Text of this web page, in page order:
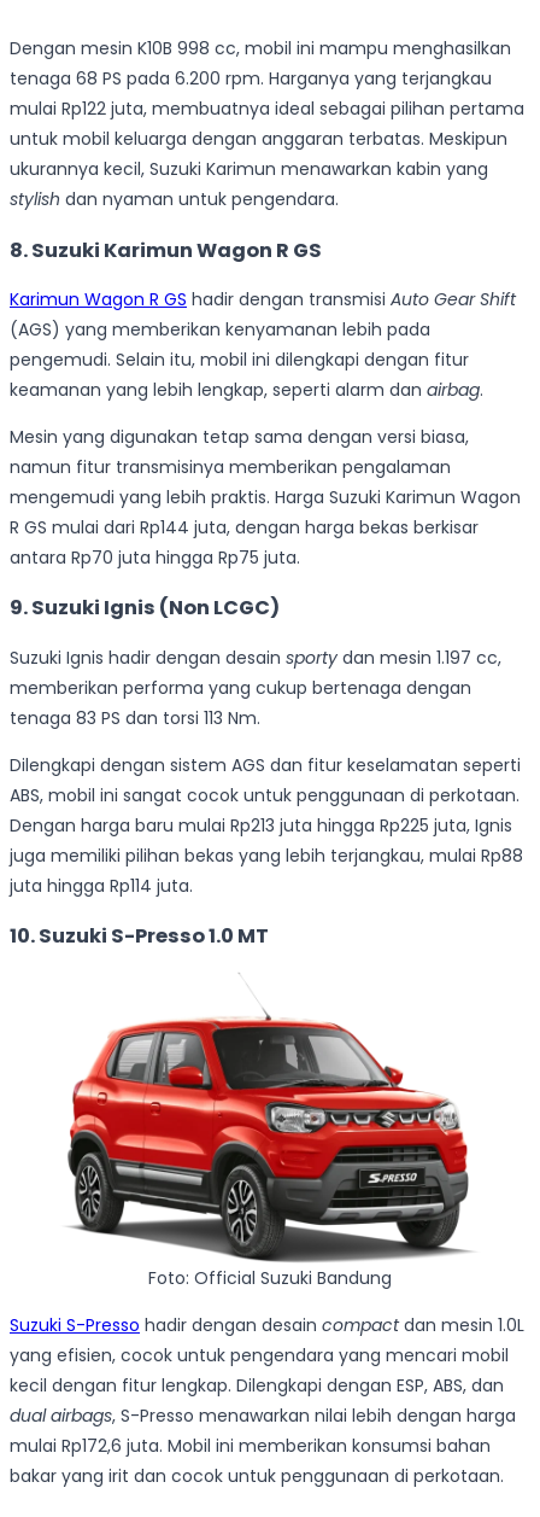
Dengan mesin K10B 998 cc, mobil ini mampu menghasilkan
tenaga 68 PS pada 6.200 rpm. Harganya yang terjangkau
mulai Rp122 juta, membuatnya ideal sebagai pilihan pertama
untuk mobil keluarga dengan anggaran terbatas. Meskipun
ukurannya kecil, Suzuki Karimun menawarkan kabin yang
stylish dan nyaman untuk pengendara.
8.Suzuki Karimun Wagon R GS
Karimun Wagon R GS hadir dengan transmisi Auto Gear Shift
(AGS) yang memberikan kenyamanan lebih pada
pengemudi. Selain itu, mobil ini dilengkapi dengan fitur
keamanan yang lebih lengkap, seperti alarm dan airbag.
Mesin yang digunakan tetap sama dengan versi biasa,
namun fitur transmisinya memberikan pengalaman
mengemudi yang lebih praktis. Harga Suzuki Karimun Wagon
R GS mulai dari Rp144 juta, dengan harga bekas berkisar
antara Rp70 juta hingga Rp75 juta.
9.Suzuki Ignis (Non LCGC)
Suzuki Ignis hadir dengan desain sporty dan mesin 1.197 cc,
memberikan performa yang cukup bertenaga dengan
tenaga 83 PS dan torsi 113 Nm.
Dilengkapi dengan sistem AGS dan fitur keselamatan seperti
ABS, mobil ini sangat cocok untuk penggunaan di perkotaan.
Dengan harga baru mulai Rp213 juta hingga Rp225 juta, Ignis
juga memiliki pilihan bekas yang lebih terjangkau, mulai Rp88
juta hingga Rp114 juta.
10.Suzuki S-Presso 1.0 MT
Foto: Official Suzuki Bandung
Suzuki S-Presso hadir dengan desain compactdan mesin 1.0L
yang efisien, cocok untuk pengendara yang mencari mobil
kecil dengan fitur lengkap. Dilengkapi dengan ESP, ABS, dan
dual airbags, S-Presso menawarkan nilai lebih dengan harga
mulai Rp172,6 juta. Mobil ini memberikan konsumsi bahan
bakar yang irit dan cocok untuk penggunaan di perkotaan.